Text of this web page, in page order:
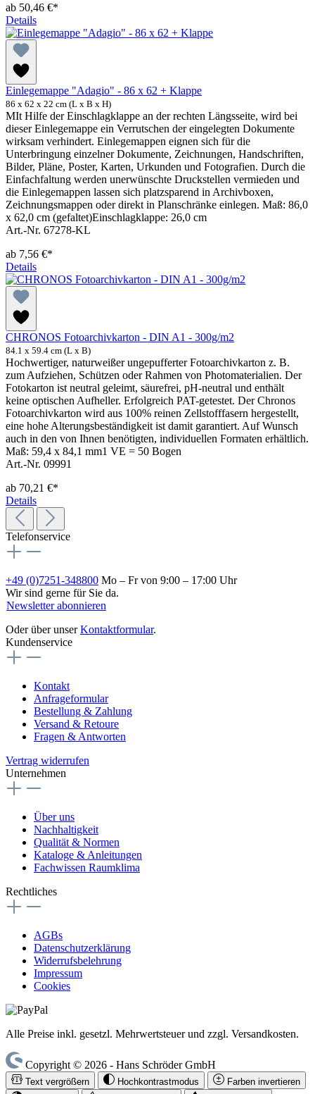
ab 50,46 €*
Details
Einlegemappe "Adagio" - 86 x 62 + Klappe
86 x 62 x 22 cm (L x B x H)
MIt Hilfe der Einschlagklappe an der rechten Längsseite, wird bei
dieser Einlegemappe ein Verrutschen der eingelegten Dokumente
wirksam verhindert. Einlegemappen eignen sich für die
Unterbringung einzelner Dokumente, Zeichnungen, Handschriften,
Bilder, Pläne, Poster, Karten, Urkunden und Fotografien. Durch die
Einfachfaltung werden unerwünschte Druckstellen vermieden und
die Einlegemappen lassen sich platzsparend in Archivboxen,
Zeichnungsmappen oder direkt in Planschränke einlegen. Maß: 86,0
x 62,0 cm (gefaltet)Einschlagklappe: 26,0 cm
Art.-Nr. 67278-KL
ab 7,56 €*
Details
CHRONOS Fotoarchivkarton - DIN A1 - 300g/m2
84.1 x 59.4 cm (L x B)
Hochwertiger, naturweißer ungepufferter Fotoarchivkarton z. B.
zum Aufziehen, Schützen oder Rahmen von Photomaterialien. Der
Fotokarton ist neutral geleimt, säurefrei, pH-neutral und enthält
keine optischen Aufheller. Erfolgreich PAT-getestet. Der Chronos
Fotoarchivkarton wird aus 100% reinen Zellstofffasern hergestellt,
eine hohe Alterungsbeständigkeit ist damit garantiert. Auf Wunsch
auch in den von Ihnen benötigten, individuellen Formaten erhältlich.
Maß: 59,4 x 84,1 mm1 VE = 50 Bogen
Art.-Nr. 09991
ab 70,21 €*
Details
Telefonservice
+49 (0)7251-348800 Mo – Fr von 9:00 – 17:00 Uhr
Wir sind gerne für Sie da.
Newsletter abonnieren
Oder über unserKontaktformular.
Kundenservice
Kontakt
Anfrageformular
Bestellung & Zahlung
Versand & Retoure
Fragen & Antworten
Vertrag widerrufen
Unternehmen
Über uns
Nachhaltigkeit
Qualität & Normen
Kataloge & Anleitungen
Fachwissen Raumklima
Rechtliches
AGBs
Datenschutzerklärung
Widerrufsbelehrung
Impressum
Cookies
Alle Preise inkl. gesetzl. Mehrwertsteuer und zzgl. Versandkosten.
Copyright © 2026 - Hans Schröder GmbH
Text vergrößern Hochkontrastmodus
Farben invertieren